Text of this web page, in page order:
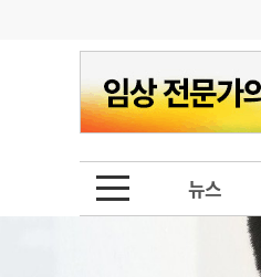
뉴스
오피니언
인물